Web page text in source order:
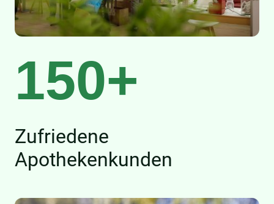
150+
Zufriedene
Apothekenkunden